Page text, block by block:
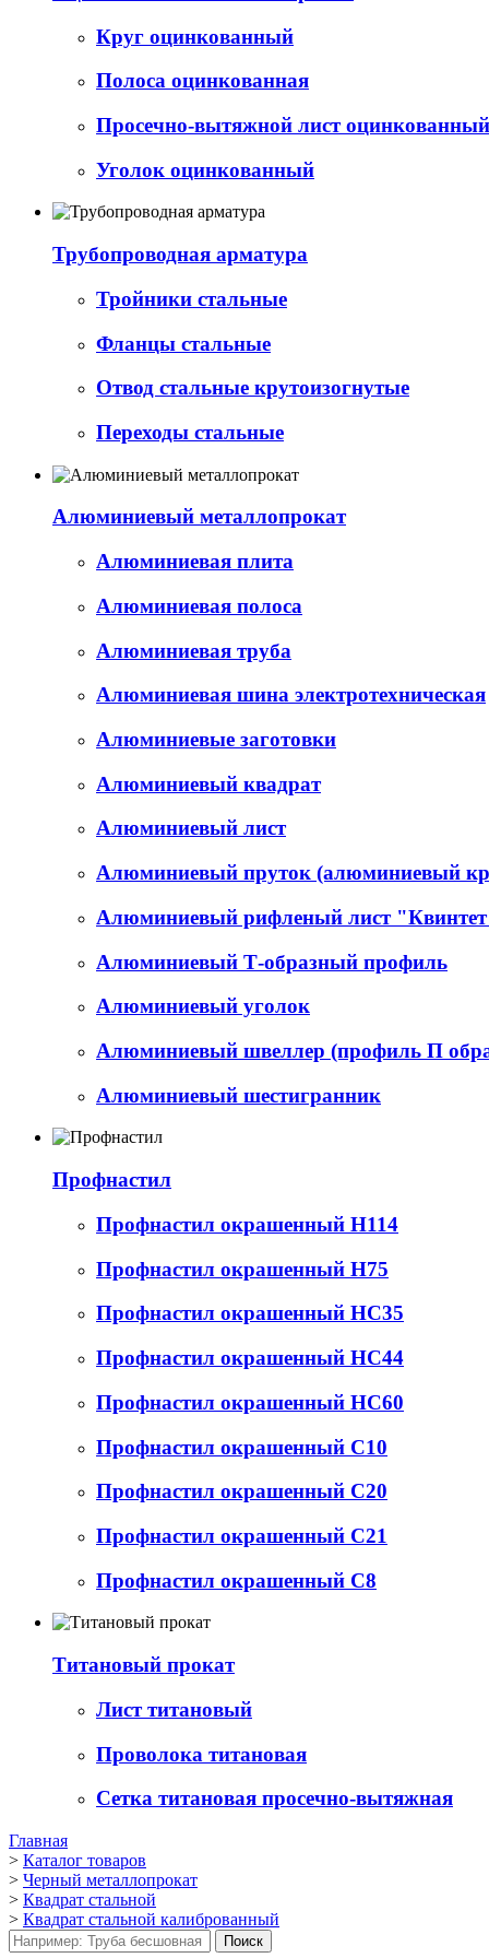
Круг оцинкованный
Полоса оцинкованная
Просечно-вытяжной лист
Уголок оцинкованный
Трубопроводная арматура
Тройники стальные
Фланцы стальные
Отвод стальные крутоизогнутые
Переходы стальные
Алюминиевый металлопрокат
Алюминиевая плита
Алюминиевая полоса
Алюминиевая труба
Алюминиевая шина электротехническая
Алюминиевые заготовки
Алюминиевый квадрат
Алюминиевый лист
Алюминиевый пруток (алюминиевый
Алюминиевый рифленый лист
Алюминиевый Т-образный профиль
Алюминиевый уголок
Алюминиевый швеллер (профиль П
Алюминиевый шестигранник
Профнастил
Профнастил окрашенный Н114
Профнастил окрашенный Н75
Профнастил окрашенный НС35
Профнастил окрашенный НС44
Профнастил окрашенный НС60
Профнастил окрашенный С10
Профнастил окрашенный С20
Профнастил окрашенный С21
Профнастил окрашенный С8
Титановый прокат
Лист титановый
Проволока титановая
Сетка титановая просечно-вытяжная
Главная
> Каталог товаров
> Черный металлопрокат
> Квадрат стальной
> Квадрат стальной калиброванный